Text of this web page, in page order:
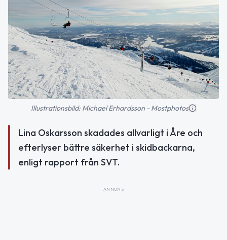
Illustrationsbild: Michael Erhardsson - Mostphotos
Lina Oskarsson skadades allvarligt i Åre och
efterlyser bättre säkerhet i skidbackarna,
enligt rapport från SVT.
ANNONS